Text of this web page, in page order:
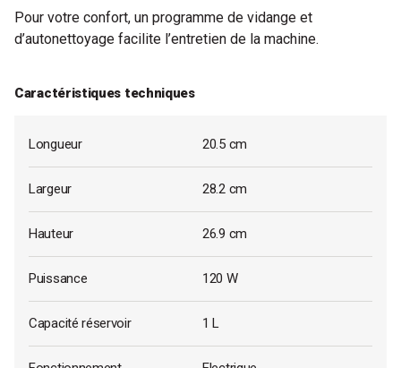
Pour votre confort, un programme de vidange et
d’autonettoyage facilite l’entretien de la machine.
Caractéristiques techniques
Longueur 20.5 cm
Largeur 28.2 cm
Hauteur 26.9 cm
Puissance 120 W
Capacité réservoir 1 L